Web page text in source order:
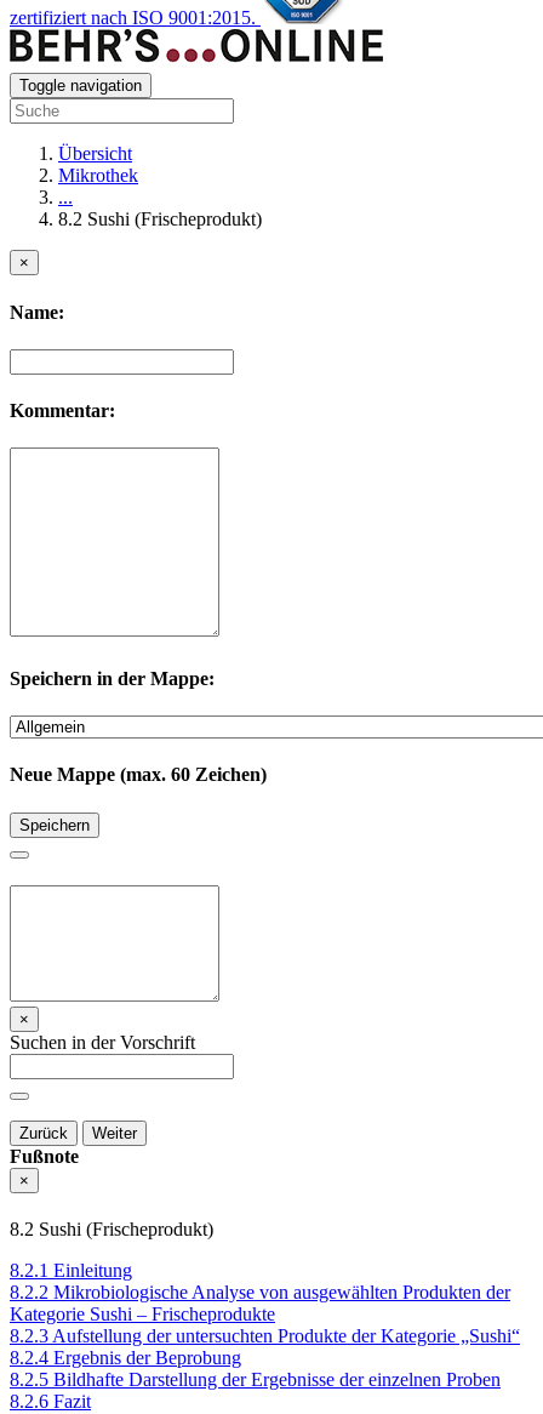
zertifiziert nach ISO 9001:2015.
Toggle navigation
Übersicht
Mikrothek
...
8.2 Sushi (Frischeprodukt)
×
Name:
Kommentar:
Speichern in der Mappe:
Neue Mappe (max. 60 Zeichen)
Speichern
×
Suchen in der Vorschrift
Zurück Weiter
Fußnote
×
8.2 Sushi (Frischeprodukt)
8.2.1 Einleitung
8.2.2 Mikrobiologische Analyse von ausgewählten Produkten der
Kategorie Sushi – Frischeprodukte
8.2.3 Aufstellung der untersuchten Produkte der Kategorie „Sushi“
8.2.4 Ergebnis der Beprobung
8.2.5 Bildhafte Darstellung der Ergebnisse der einzelnen Proben
8.2.6 Fazit